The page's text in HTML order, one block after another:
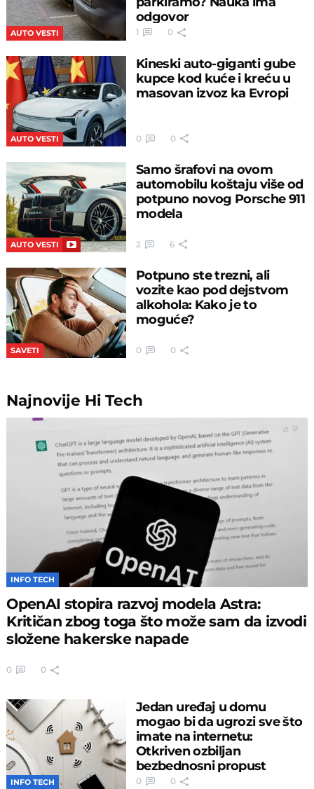
AUTO VESTI
odgovor
1 0
AUTO VESTI
Kineski auto-giganti gube
kupce kod kuće i kreću u
masovan izvoz ka Evropi
0 0
AUTO VESTI
Samo šrafovi na ovom
automobilu koštaju više od
potpuno novog Porsche 911
modela
2 6
SAVETI
Potpuno ste trezni, ali
vozite kao pod dejstvom
alkohola: Kako je to
moguće?
0 0
Najnovije Hi Tech
INFO TECH
OpenAI stopira razvoj modela Astra:
Kritičan zbog toga što može sam da izvodi
složene hakerske napade
0 0
INFO TECH
Jedan uređaj u domu
mogao bi da ugrozi sve što
imate na internetu:
Otkriven ozbiljan
bezbednosni propust
0 0